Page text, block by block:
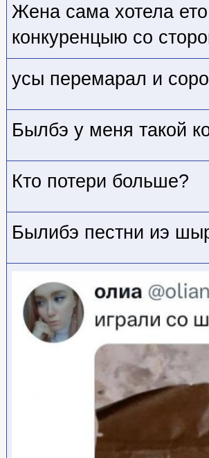
Жена сама хотела
конкуренцыю со
усы перемарал и
Былбэ у меня такой
Кто потери больше?
Былибэ пестни иэ